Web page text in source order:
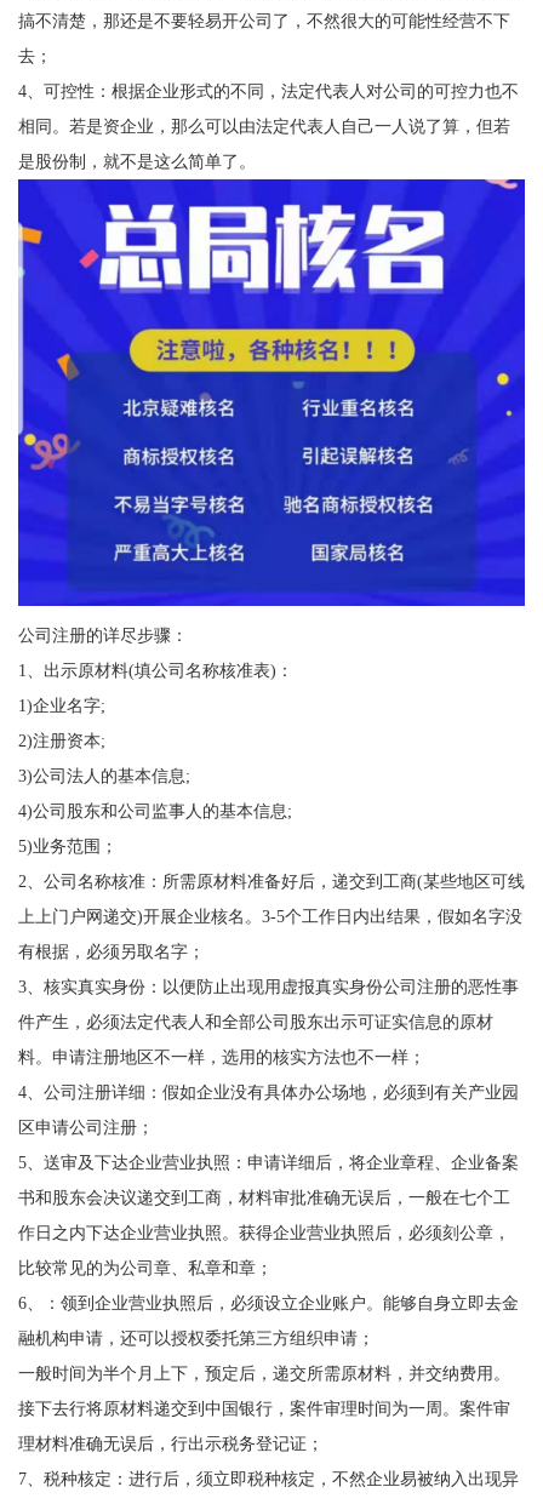
搞不清楚，那还是不要轻易开公司了，不然很大的可能性经营不下
去；
4、可控性：根据企业形式的不同，法定代表人对公司的可控力也不
相同。若是资企业，那么可以由法定代表人自己一人说了算，但若
是股份制，就不是这么简单了。
公司注册的详尽步骤：
1、出示原材料(填公司名称核准表)：
1)企业名字;
2)注册资本;
3)公司法人的基本信息;
4)公司股东和公司监事人的基本信息;
5)业务范围；
2、公司名称核准：所需原材料准备好后，递交到工商(某些地区可线
上上门户网递交)开展企业核名。3-5个工作日内出结果，假如名字没
有根据，必须另取名字；
3、核实真实身份：以便防止出现用虚报真实身份公司注册的恶性事
件产生，必须法定代表人和全部公司股东出示可证实信息的原材
料。申请注册地区不一样，选用的核实方法也不一样；
4、公司注册详细：假如企业没有具体办公场地，必须到有关产业园
区申请公司注册；
5、送审及下达企业营业执照：申请详细后，将企业章程、企业备案
书和股东会决议递交到工商，材料审批准确无误后，一般在七个工
作日之内下达企业营业执照。获得企业营业执照后，必须刻公章，
比较常见的为公司章、私章和章；
6、：领到企业营业执照后，必须设立企业账户。能够自身立即去金
融机构申请，还可以授权委托第三方组织申请；
一般时间为半个月上下，预定后，递交所需原材料，并交纳费用。
接下去行将原材料递交到中国银行，案件审理时间为一周。案件审
理材料准确无误后，行出示税务登记证；
7、税种核定：进行后，须立即税种核定，不然企业易被纳入出现异